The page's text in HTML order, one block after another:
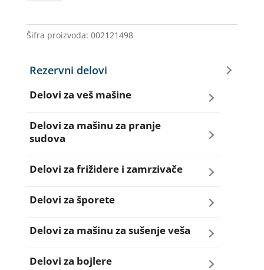
količina
Šifra proizvoda: 002121498
Rezervni delovi
Delovi za veš mašine
Amortizeri za veš mašinu
Delovi za mašinu za pranje
sudova
Creva za sudo mašine
Dihtunzi za sudo mašine
Elektroventili za sudo mašine
Filteri za sudo mašine
Delovi za frižidere i zamrzivače
Aqua filteri za frižidere
Dihtunzi za frižidere i zamrzivače
Elektronika za frižidere i zamrzivače
Delovi za šporete
Dihtunzi za šporete
Dugmad za šporete
Delovi za mašinu za sušenje veša
Dihtunzi mašine za sušenje veša
Delovi za bojlere